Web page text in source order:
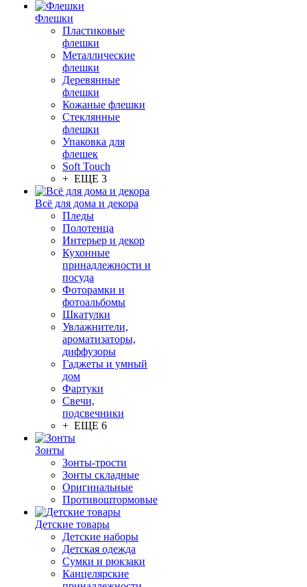
Флешки
Пластиковые
флешки
Металлические
флешки
Деревянные
флешки
Кожаные флешки
Стеклянные
флешки
Упаковка для
флешек
Soft Touch
+ ЕЩЕ 3
Всё для дома и декора
Пледы
Полотенца
Интерьер и декор
Кухонные
принадлежности и
посуда
Фоторамки и
фотоальбомы
Шкатулки
Увлажнители,
ароматизаторы,
диффузоры
Гаджеты и умный
дом
Фартуки
Свечи,
подсвечники
+ ЕЩЕ 6
Зонты
Зонты-трости
Зонты складные
Оригинальные
Противоштормовые
Детские товары
Детские наборы
Детская одежда
Сумки и рюкзаки
Канцелярские